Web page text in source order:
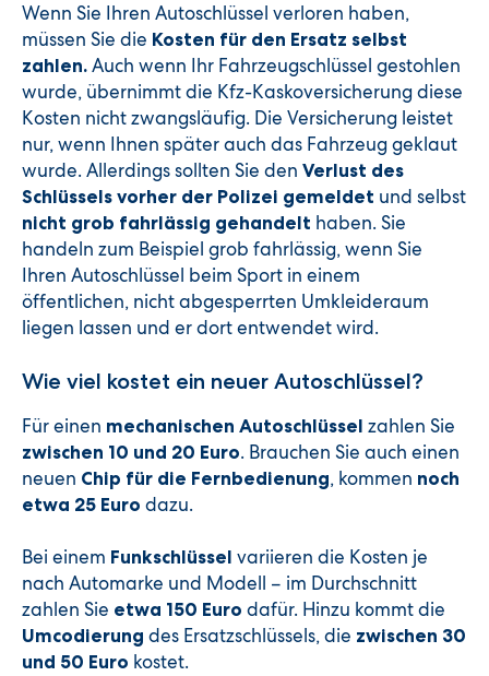
Wenn Sie Ihren Autoschlüssel verloren haben,
müssen Sie die Kosten für den Ersatz selbst
zahlen. Auch wenn Ihr Fahrzeugschlüssel gestohlen
wurde, übernimmt die Kfz-Kaskoversicherung diese
Kosten nicht zwangsläufig. Die Versicherung leistet
nur, wenn Ihnen später auch das Fahrzeug geklaut
wurde. Allerdings sollten Sie den Verlust des
Schlüssels vorher der Polizei gemeldet und selbst
nicht grob fahrlässig gehandelt haben. Sie
handeln zum Beispiel grob fahrlässig, wenn Sie
Ihren Autoschlüssel beim Sport in einem
öffentlichen, nicht abgesperrten Umkleideraum
liegen lassen und er dort entwendet wird.
Wie viel kostet ein neuer Autoschlüssel?
Für einen mechanischen Autoschlüssel zahlen Sie
zwischen 10 und 20 Euro. Brauchen Sie auch einen
neuen Chip für die Fernbedienung, kommen noch
etwa 25 Euro dazu.
Bei einem Funkschlüssel variieren die Kosten je
nach Automarke und Modell – im Durchschnitt
zahlen Sie etwa 150 Euro dafür. Hinzu kommt die
Umcodierung des Ersatzschlüssels, die zwischen 30
und 50 Euro kostet.